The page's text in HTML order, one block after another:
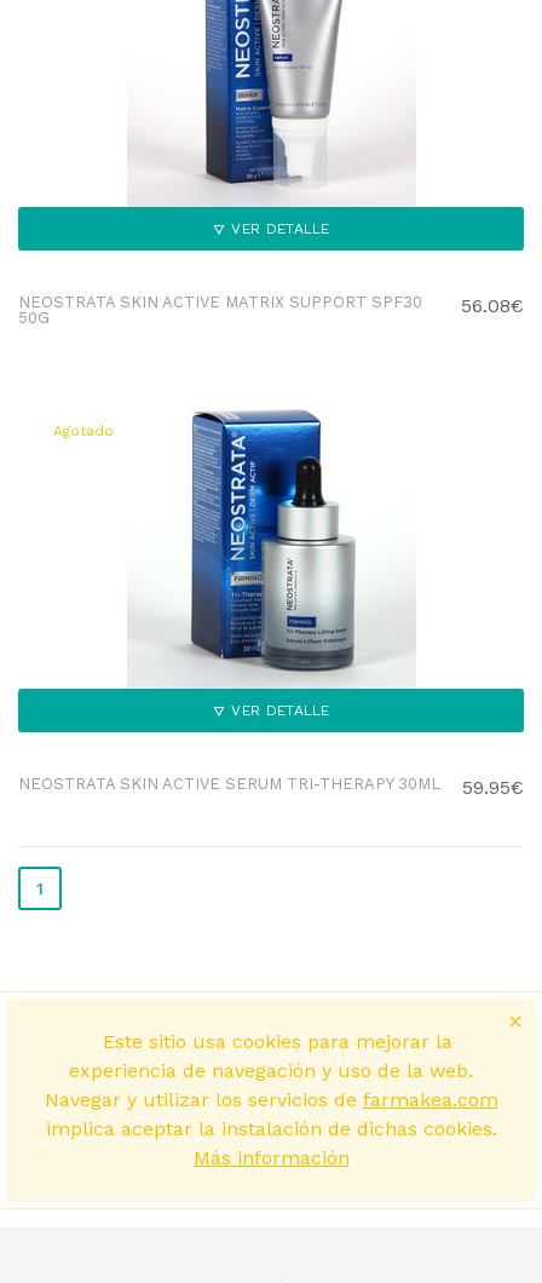
VER DETALLE
NEOSTRATA SKIN ACTIVE MATRIX SUPPORT SPF30
50G
56.08€
Agotado
VER DETALLE
NEOSTRATA SKIN ACTIVE SERUM TRI-THERAPY 30ML 59.95€
1
Este sitio usa cookies para mejorar la
experiencia de navegación y uso de la web.
Navegar y utilizar los servicios de farmakea.com
implica aceptar la instalación de dichas cookies.
Más información